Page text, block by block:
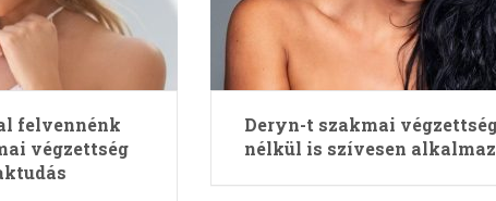
felvennénk
végzettség
Deryn-t szakmai
nélkül is szívesen